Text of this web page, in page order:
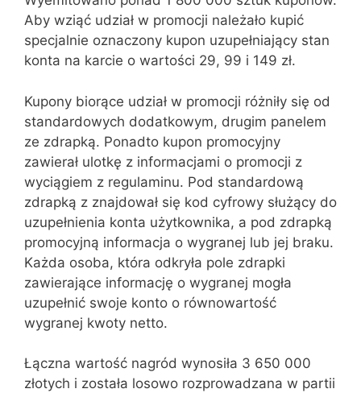
Aby wziąć udział w promocji należało kupić
specjalnie oznaczony kupon uzupełniający stan
konta na karcie o wartości 29, 99 i 149 zł.
Kupony biorące udział w promocji różniły się od
standardowych dodatkowym, drugim panelem
ze zdrapką. Ponadto kupon promocyjny
zawierał ulotkę z informacjami o promocji z
wyciągiem z regulaminu. Pod standardową
zdrapką z znajdował się kod cyfrowy służący do
uzupełnienia konta użytkownika, a pod zdrapką
promocyjną informacja o wygranej lub jej braku.
Każda osoba, która odkryła pole zdrapki
zawierające informację o wygranej mogła
uzupełnić swoje konto o równowartość
wygranej kwoty netto.
Łączna wartość nagród wynosiła 3 650 000
złotych i została losowo rozprowadzana w partii